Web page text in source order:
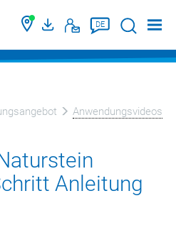
DE Suche
Anwendungsvideos
Anleitung